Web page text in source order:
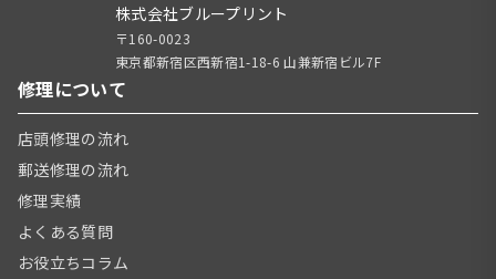
株式会社ブループリント
〒160-0023
東京都新宿区西新宿1-18-6 山兼新宿ビル7F
修理について
店頭修理の流れ
郵送修理の流れ
修理実績
よくある質問
お役立ちコラム